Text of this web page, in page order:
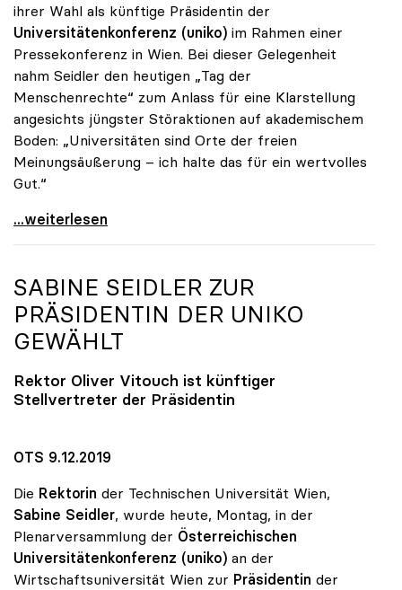
ihrer Wahl als künftige Präsidentin der
Universitätenkonferenz (uniko) im Rahmen einer
Pressekonferenz in Wien. Bei dieser Gelegenheit
nahm Seidler den heutigen „Tag der
Menschenrechte“ zum Anlass für eine Klarstellung
angesichts jüngster Störaktionen auf akademischem
Boden: „Universitäten sind Orte der freien
Meinungsäußerung – ich halte das für ein wertvolles
Gut.“
Seidler: „Universitäten sind Orte der freien
...weiterlesen
SABINE SEIDLER ZUR
PRÄSIDENTIN DER UNIKO
GEWÄHLT
Rektor Oliver Vitouch ist künftiger
Stellvertreter der Präsidentin
OTS 9.12.2019
Die Rektorin der Technischen Universität Wien,
Sabine Seidler, wurde heute, Montag, in der
Plenarversammlung der Österreichischen
Universitätenkonferenz (uniko) an der
Wirtschaftsuniversität Wien zur Präsidentin der